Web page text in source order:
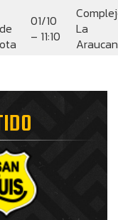
01/10
– 11:10
La